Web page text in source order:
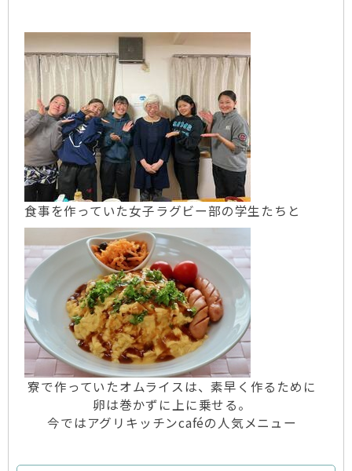
食事を作っていた女子ラグビー部の学生たちと
寮で作っていたオムライスは、素早く作るために
卵は巻かずに上に乗せる。
今ではアグリキッチンcaféの人気メニュー